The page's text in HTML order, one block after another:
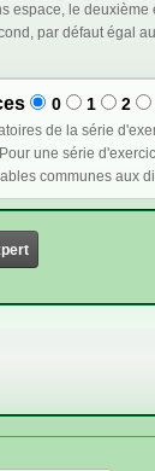
espace, le
0 1 2